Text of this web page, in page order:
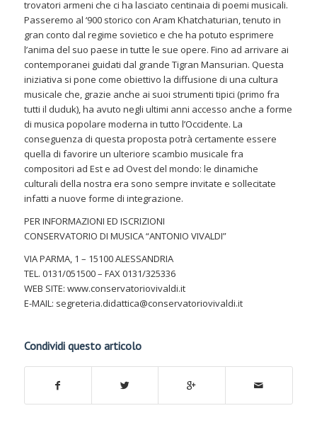
trovatori armeni che ci ha lasciato centinaia di poemi musicali.
Passeremo al ‘900 storico con Aram Khatchaturian, tenuto in
gran conto dal regime sovietico e che ha potuto esprimere
l’anima del suo paese in tutte le sue opere. Fino ad arrivare ai
contemporanei guidati dal grande Tigran Mansurian. Questa
iniziativa si pone come obiettivo la diffusione di una cultura
musicale che, grazie anche ai suoi strumenti tipici (primo fra
tutti il duduk), ha avuto negli ultimi anni accesso anche a forme
di musica popolare moderna in tutto l’Occidente. La
conseguenza di questa proposta potrà certamente essere
quella di favorire un ulteriore scambio musicale fra
compositori ad Est e ad Ovest del mondo: le dinamiche
culturali della nostra era sono sempre invitate e sollecitate
infatti a nuove forme di integrazione.
PER INFORMAZIONI ED ISCRIZIONI
CONSERVATORIO DI MUSICA “ANTONIO VIVALDI”
VIA PARMA, 1 – 15100 ALESSANDRIA
TEL. 0131/051500 – FAX 0131/325336
WEB SITE: www.conservatoriovivaldi.it
E-MAIL: segreteria.didattica@conservatoriovivaldi.it
Condividi questo articolo